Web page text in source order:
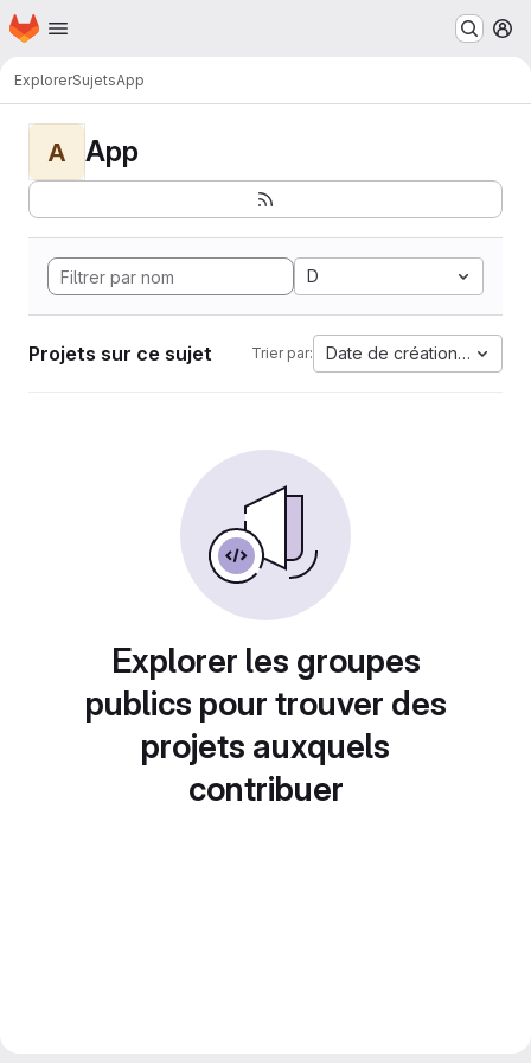
Passer au contenu principal
Page d'accueil
ExplorerSujetsApp
A App
D
Projets sur ce sujet Trier par: Date de création la plus
Explorer les groupes
publics pour trouver des
projets auxquels
contribuer